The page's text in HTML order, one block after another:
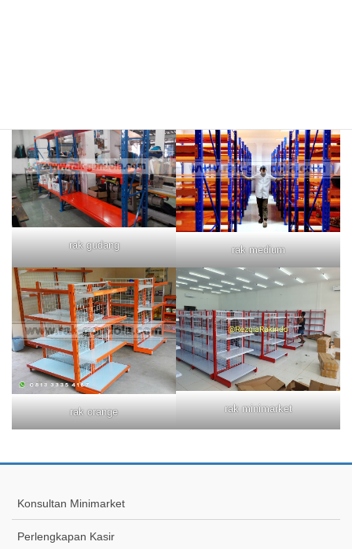
rak gudang rak medium
rak orange rak minimarket
Konsultan Minimarket
Perlengkapan Kasir